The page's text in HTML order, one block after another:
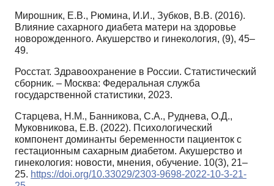
Мирошник, Е.В., Рюмина, И.И., Зубков, В.В. (2016).
Влияние сахарного диабета матери на здоровье
новорожденного. Акушерство и гинекология, (9), 45–
49.
Росстат. Здравоохранение в России. Статистический
сборник. – Москва: Федеральная служба
государственной статистики, 2023.
Старцева, Н.М., Банникова, С.А., Руднева, О.Д.,
Муковникова, Е.В. (2022). Психологический
компонент доминанты беременности пациенток с
гестационным сахарным диабетом. Акушерство и
гинекология: новости, мнения, обучение. 10(3), 21–
25. https://doi.org/10.33029/2303-9698-2022-10-3-21-